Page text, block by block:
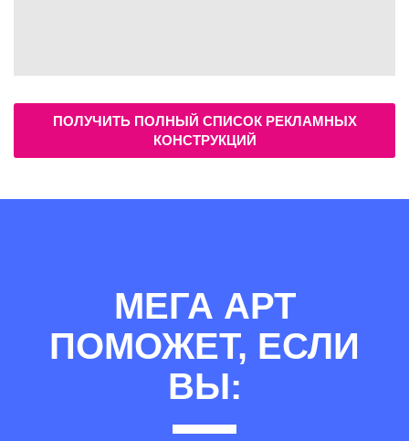
ПОЛУЧИТЬ ПОЛНЫЙ СПИСОК РЕКЛАМНЫХ
КОНСТРУКЦИЙ
МЕГА АРТ
ПОМОЖЕТ, ЕСЛИ
ВЫ: